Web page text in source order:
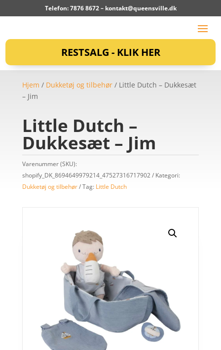
Telefon: 7876 8672 – kontakt@queensville.dk
RESTSALG - KLIK HER
Hjem / Dukketøj og tilbehør/ Little Dutch – Dukkesæt
– Jim
Little Dutch –
Dukkesæt – Jim
Varenummer (SKU):
shopify_DK_8694649979214_47527316717902
Kategori:
Dukketøj og tilbehør
Tag: Little Dutch